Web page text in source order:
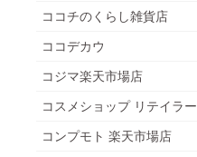
ココチのくらし雑貨店
ココデカウ
コジマ楽天市場店
コスメショップ リテイラー
コンプモト 楽天市場店